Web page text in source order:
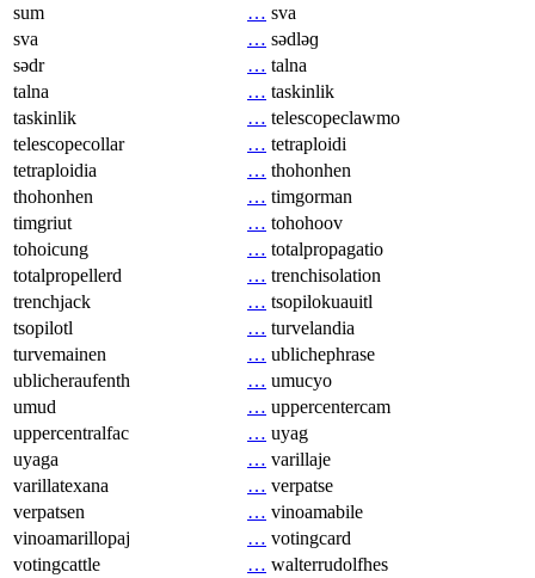
sum
… sva
sva
… sədləɡ
sədr
… talna
talna
… taskinlik
taskinlik
… telescopeclawmo
telescopecollar
… tetraploidi
tetraploidia
… thohonhen
thohonhen
… timgorman
timgriut
… tohohoov
tohoicung
… totalpropagatio
totalpropellerd
… trenchisolation
trenchjack
… tsopilokuauitl
tsopilotl
… turvelandia
turvemainen
… ublichephrase
ublicheraufenth
… umucyo
umud
… uppercentercam
uppercentralfac
… uyag
uyaga
… varillaje
varillatexana
… verpatse
verpatsen
… vinoamabile
vinoamarillopaj
… votingcard
votingcattle
… walterrudolfhes